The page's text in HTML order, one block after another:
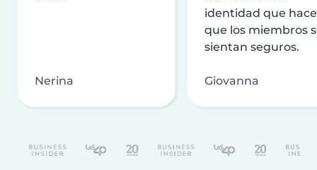
Nerina
identidad que
que los miembros
sientan seguros.
Giovanna